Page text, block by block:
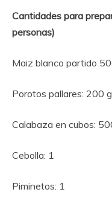
Cantidades para
personas)
Maiz blanco partido
Porotos pallares: 200
Calabaza en cubos:
Cebolla: 1
Piminetos: 1